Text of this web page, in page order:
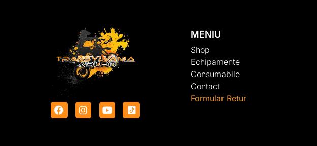
MENIU
Shop
Echipamente
Consumabile
Contact
Formular Retur